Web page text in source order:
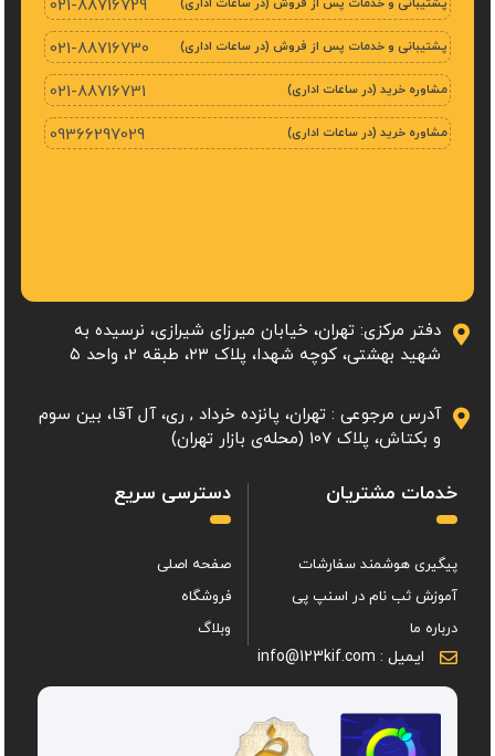
021-88716729
پشتیبانی و خدمات پس از فروش (در ساعات اداری) 021-88716730
مشاوره خرید (در ساعات اداری) 021-88716731
مشاوره خرید (در ساعات اداری) 09366297029
دفتر مرکزی: تهران، خیابان میرزای شیرازی، نرسیده به
شهید بهشتی، کوچه شهدا، پلاک ۲۳، طبقه 2، واحد ۵
آدرس مرجوعی : تهران، پانزده خرداد , ری، آل آقا، بین سوم
و بکتاش، پلاک 107 (محله‌ی بازار تهران)
خدمات مشتریان
پیگیری هوشمند سفارشات
آموزش ثب نام در اسنپ پی
درباره ما
دسترسی سریع
صفحه اصلی
فروشگاه
وبلاگ
ایمیل : info@123kif.com